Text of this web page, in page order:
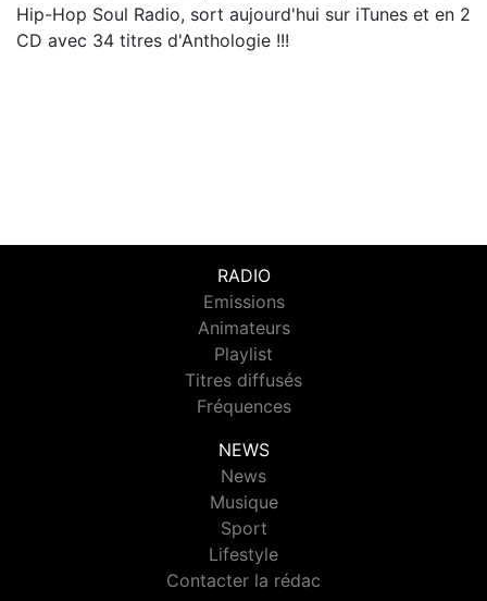
Hip-Hop Soul Radio, sort aujourd'hui sur iTunes et en 2
CD avec 34 titres d'Anthologie !!!
RADIO
Emissions
Animateurs
Playlist
Titres diffusés
Fréquences
NEWS
News
Musique
Sport
Lifestyle
Contacter la rédac